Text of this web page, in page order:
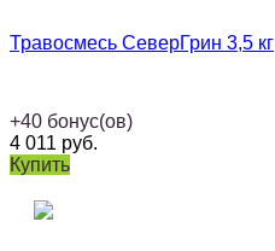
Травосмесь СеверГрин 3,5 кг
+40 бонус(ов)
4 011 руб.
Купить